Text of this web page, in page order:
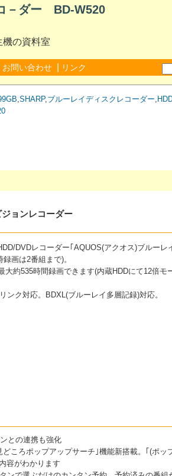
－ダー BD-W520
の資料室
お問い合わせ リンク
,SHARP,ブルーレイディスクレコーダー,
ョンレコーダー
DVDレコーダー｢AQUOS(アクオス)ブルーレ
画は2番組まで)。
約535時間録画できます(内蔵HDDにて12倍
ク対応。BDXL(ブルーレイ多層記録)対応。
との連携も強化
ころポップアップサーチ｣機能新搭載。｢(ポ
容がわかります